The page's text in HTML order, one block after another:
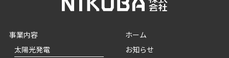
事業内容
太陽光発電
ホーム
お知らせ